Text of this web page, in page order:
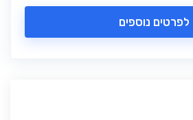
לפרטים נוספים